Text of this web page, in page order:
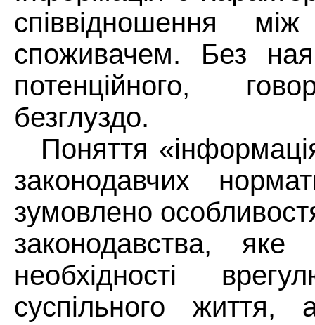
співвідношення
споживачем. Без
потенційного,
безглуздо.
Поняття
законодавчих
зумовлено
законодавства,
необхідності
суспільного